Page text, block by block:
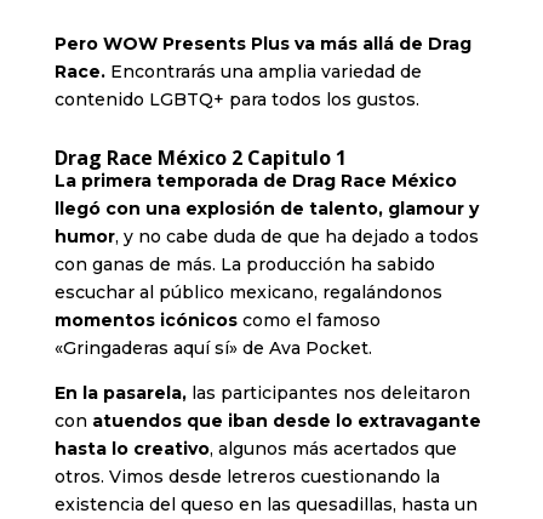
Pero WOW Presents Plus va más allá de Drag
Race.Encontrarás una amplia variedad de
contenido LGBTQ+ para todos los gustos.
Drag Race México 2 Capitulo 1
La primera temporada de Drag Race México
llegó con una explosión de talento, glamour y
humor, y no cabe duda de que ha dejado a todos
con ganas de más. La producción ha sabido
escuchar al público mexicano, regalándonos
momentos icónicoscomo el famoso
«Gringaderas aquí sí» de Ava Pocket.
En la pasarela,las participantes nos deleitaron
con atuendos que iban desde lo extravagante
hasta lo creativo, algunos más acertados que
otros. Vimos desde letreros cuestionando la
existencia del queso en las quesadillas, hasta un